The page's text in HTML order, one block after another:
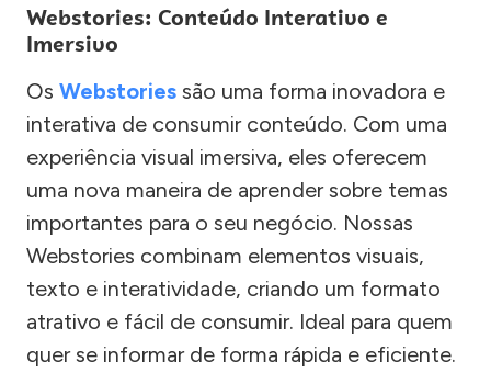
Webstories: Conteúdo Interativo e
Imersivo
Os Webstories são uma forma inovadora e
interativa de consumir conteúdo. Com uma
experiência visual imersiva, eles oferecem
uma nova maneira de aprender sobre temas
importantes para o seu negócio. Nossas
Webstories combinam elementos visuais,
texto e interatividade, criando um formato
atrativo e fácil de consumir. Ideal para quem
quer se informar de forma rápida e eficiente.